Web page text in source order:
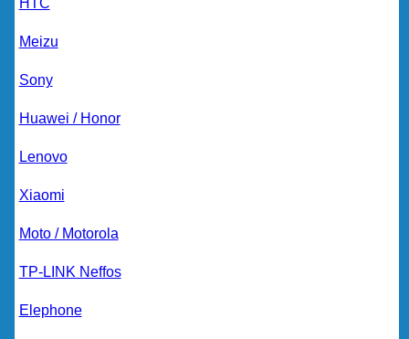
HTC
Meizu
Sony
Huawei / Honor
Lenovo
Xiaomi
Moto / Motorola
TP-LINK Neffos
Elephone